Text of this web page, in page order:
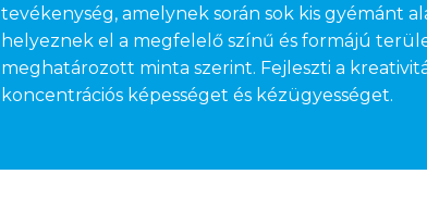
tevékenység, amelynek során sok kis gyémánt
helyeznek el a megfelelő színű és formájú
meghatározott minta szerint. Fejleszti a
koncentrációs képességet és kézügyességet.